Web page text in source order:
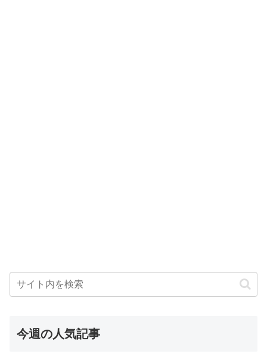
今週の人気記事